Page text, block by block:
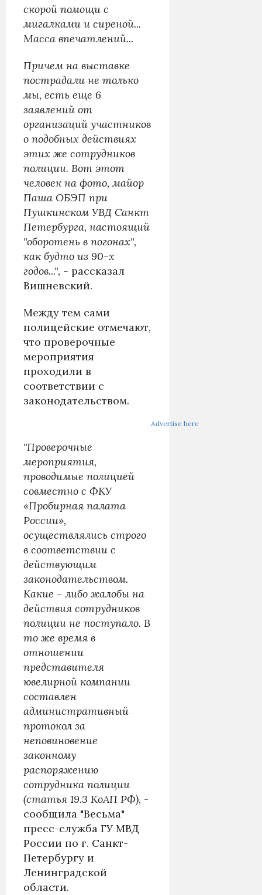
скорой помощи с
мигалками и сиреной...
Масса впечатлений...
Причем на выставке
пострадали не только
мы, есть еще 6
заявлений от
организаций участников
о подобных действиях
этих же сотрудников
полиции. Вот этот
человек на фото, майор
Паша ОБЭП при
Пушкинском УВД Санкт
Петербурга, настоящий
"оборотень в погонах",
как будто из 90-х
годов...", - рассказал
Вишневский.
Между тем сами
полицейские отмечают,
что проверочные
мероприятия
проходили в
соответствии с
законодательством.
Advertise here
"Проверочные
мероприятия,
проводимые полицией
совместно с ФКУ
«Пробирная палата
России»,
осуществлялись строго
в соответствии с
действующим
законодательством.
Какие - либо жалобы на
действия сотрудников
полиции не поступало. В
то же время в
отношении
представителя
ювелирной компании
составлен
административный
протокол за
неповиновение
законному
распоряжению
сотрудника полиции
(статья 19.3 КоАП РФ), -
сообщила "Весьма"
пресс-служба ГУ МВД
России по г. Санкт-
Петербургу и
Ленинградской
области.